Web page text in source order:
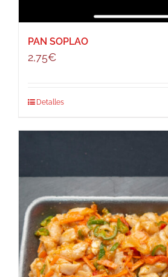
PAN SOPLAO
2,75€
Detalles